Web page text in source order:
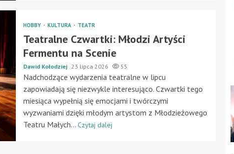
HOBBY KULTURA TEATR
Teatralne Czwartki: Młodzi Artyści
Fermentu na Scenie
Dawid Kołodziej 23 lipca 2026 55
Nadchodzące wydarzenia teatralne w lipcu
zapowiadają się niezwykle interesująco. Czwartki tego
miesiąca wypełnią się emocjami i twórczymi
wyzwaniami dzięki młodym artystom z Młodzieżowego
Teatru Małych... Czytaj dalej